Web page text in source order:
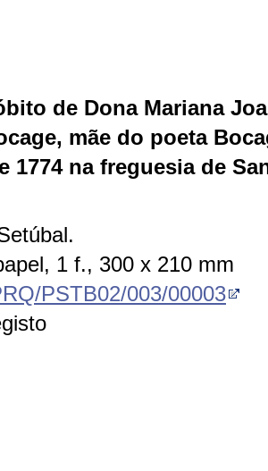
de Dona Mariana
mãe do poeta
1774 na freguesia de
1 f., 300 x 210 mm
PSTB02/003/00003